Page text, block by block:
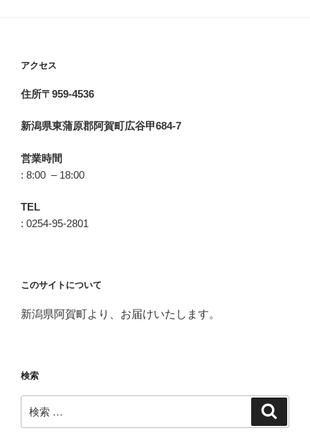
アクセス
住所〒959-4536
新潟県東蒲原郡阿賀町広谷甲684-7
営業時間
: 8:00 – 18:00
TEL
: 0254-95-2801
このサイトについて
新潟県阿賀町より、お届けいたします。
検索
索: